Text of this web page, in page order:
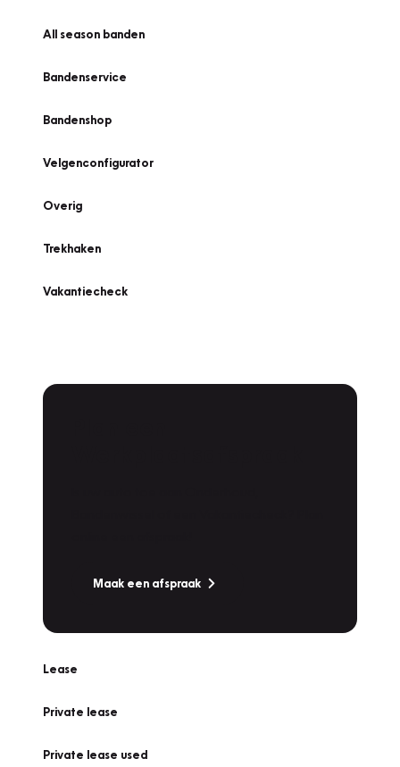
All season banden
Bandenservice
Bandenshop
Velgenconfigurator
Overig
Trekhaken
Vakantiecheck
Maak een afspraak
Lease
Private lease
Private lease used